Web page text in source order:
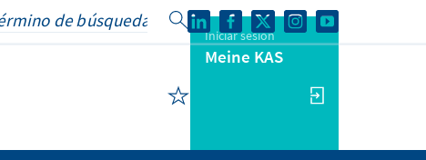
Iniciar sesión
Meine KAS